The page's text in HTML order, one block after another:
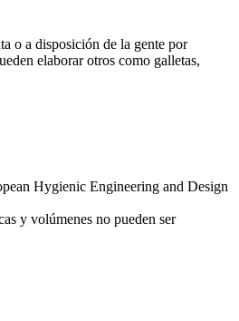
o a disposición de la gente por
elaborar otros como galletas,
Hygienic Engineering and Design
y volúmenes no pueden ser